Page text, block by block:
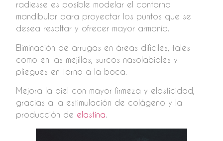
radiesse es posible modelar el contorno
mandibular para proyectar los puntos que se
desea resaltar y ofrecer mayor armonía.
Eliminación de arrugas en áreas difíciles, tales
como en las mejillas, surcos nasolabiales y
pliegues en torno a la boca.
Mejora la piel con mayor firmeza y elasticidad,
gracias a la estimulación de colágeno y la
producción de elastina.